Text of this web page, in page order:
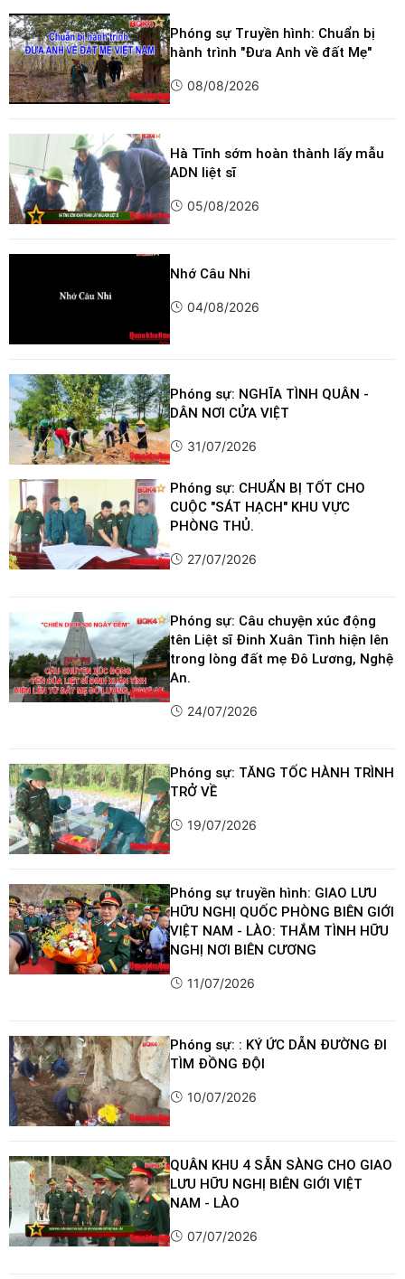
Phóng sự Truyền hình: Chuẩn bị
hành trình "Đưa Anh về đất Mẹ"
08/08/2026
Hà Tĩnh sớm hoàn thành lấy mẫu
ADN liệt sĩ
05/08/2026
Nhớ Câu Nhi
04/08/2026
Phóng sự: NGHĨA TÌNH QUÂN -
DÂN NƠI CỬA VIỆT
31/07/2026
Phóng sự: CHUẨN BỊ TỐT CHO
CUỘC "SÁT HẠCH" KHU VỰC
PHÒNG THỦ.
27/07/2026
Phóng sự: Câu chuyện xúc động
tên Liệt sĩ Đinh Xuân Tình hiện lên
trong lòng đất mẹ Đô Lương, Nghệ
An.
24/07/2026
Phóng sự: TĂNG TỐC HÀNH TRÌNH
TRỞ VỀ
19/07/2026
Phóng sự truyền hình: GIAO LƯU
HỮU NGHỊ QUỐC PHÒNG BIÊN GIỚI
VIỆT NAM - LÀO: THẮM TÌNH HỮU
NGHỊ NƠI BIÊN CƯƠNG
11/07/2026
Phóng sự: : KÝ ỨC DẪN ĐƯỜNG ĐI
TÌM ĐỒNG ĐỘI
10/07/2026
QUÂN KHU 4 SẴN SÀNG CHO GIAO
LƯU HỮU NGHỊ BIÊN GIỚI VIỆT
NAM - LÀO
07/07/2026